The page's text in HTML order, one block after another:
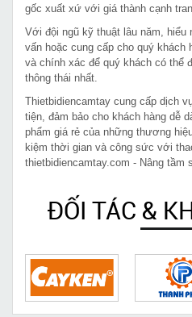
gốc xuất xứ với giá thành cạnh
Với đội ngũ kỹ thuật lâu năm,
vấn hoặc cung cấp cho quý khách
và chính xác để quý khách có thể
thông thái nhất.
Thietbidiencamtay cung cấp dịch
tiện, đảm bảo cho khách hàng dễ
phẩm giá rẻ của những thương
kiệm thời gian và công sức với
thietbidiencamtay.com - Nâng tầm
ĐỐI TÁC &